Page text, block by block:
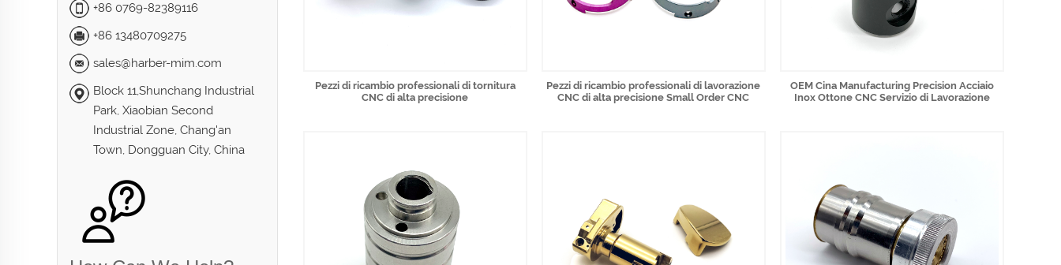
+86 0769-82389116
+86 13480709275
sales@harber-mim.com
Block 11,Shunchang Industrial
Park, Xiaobian Second
Industrial Zone, Chang'an
Town, Dongguan City, China
Pezzi di ricambio professionali di tornitura
CNC di alta precisione
Pezzi di ricambio professionali di lavorazione
CNC di alta precisione Small Order CNC
OEM Cina Manufacturing Precision Acciaio
Inox Ottone CNC Servizio di Lavorazione